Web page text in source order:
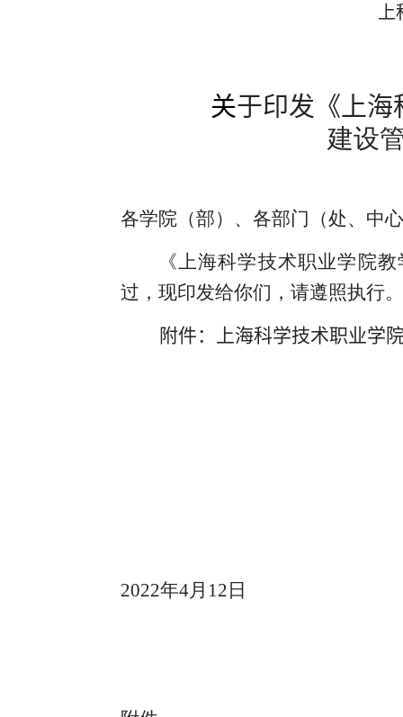
关于印发《上海
建设
各学院（部）、各部门（处、中
《上海科学技术职业学院
过，现印发给你们，请遵照执行。
附件：
上海科学技术职业学
2022年4月 12 日